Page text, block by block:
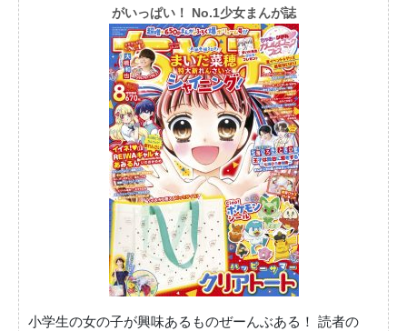
がいっぱい！ No.1少女まんが誌
小学生の女の子が興味あるものぜーんぶある！ 読者の